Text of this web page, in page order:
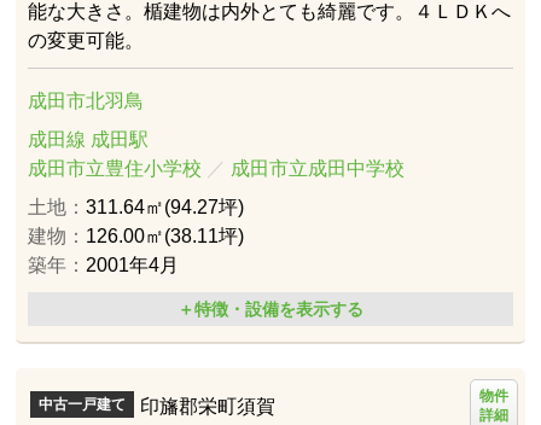
能な大きさ。楯建物は内外とても綺麗です。４ＬＤＫへ
の変更可能。
成田市北羽鳥
成田線 成田駅
成田市立豊住小学校 ／ 成田市立成田中学校
土地：311.64㎡(94.27坪)
建物： 126.00㎡(38.11坪)
築年： 2001年4月
＋特徴・設備を表示する
中古一戸建て 印旛郡栄町須賀
物件
詳細